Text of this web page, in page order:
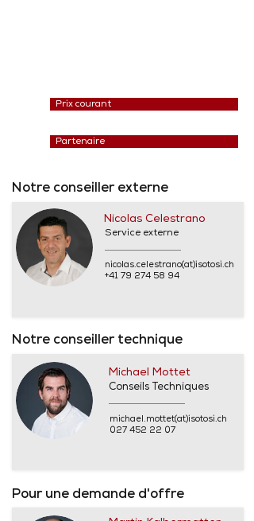
Prix courant
Partenaire
Notre conseiller externe
Nicolas Celestrano
Service externe
nicolas.celestrano(at)isotosi.ch
+41 79 274 58 94
Notre conseiller technique
Michael Mottet
Conseils Techniques
michael.mottet(at)isotosi.ch
027 452 22 07
Pour une demande d'offre